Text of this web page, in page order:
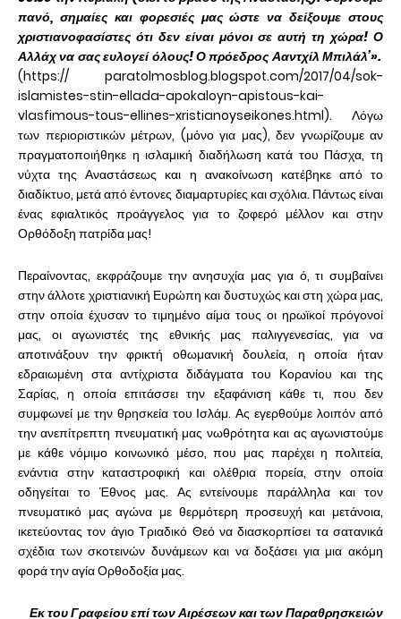
πανό, σημαίες και φορεσιές μας ώστε να δείξουμε στους
χριστιανοφασίστες ότι δεν είναι μόνοι σε αυτή τη χώρα! Ο
Αλλάχ να σας ευλογεί όλους! Ο πρόεδρος Ααντχίλ Μπιλάλ’».
(https:// paratolmosblog.blogspot.com/2017/04/sok-
islamistes-stin-ellada-apokaloyn-apistous-kai-
vlasfimous-tous-ellines-xristianoyseikones.html). Λόγω
των περιοριστικών μέτρων, (μόνο για μας), δεν γνωρίζουμε αν
πραγματοποιήθηκε η ισλαμική διαδήλωση κατά του Πάσχα, τη
νύχτα της Αναστάσεως και η ανακοίνωση κατέβηκε από το
διαδίκτυο, μετά από έντονες διαμαρτυρίες και σχόλια. Πάντως είναι
ένας εφιαλτικός προάγγελος για το ζοφερό μέλλον και στην
Ορθόδοξη πατρίδα μας!
Περαίνοντας, εκφράζουμε την ανησυχία μας για ό, τι συμβαίνει
στην άλλοτε χριστιανική Ευρώπη και δυστυχώς και στη χώρα μας,
στην οποία έχυσαν το τιμημένο αίμα τους οι ηρωϊκοί πρόγονοί
μας, οι αγωνιστές της εθνικής μας παλιγγενεσίας, για να
αποτινάξουν την φρικτή οθωμανική δουλεία, η οποία ήταν
εδραιωμένη στα αντίχριστα διδάγματα του Κορανίου και της
Σαρίας, η οποία επιτάσσει την εξαφάνιση κάθε τι, που δεν
συμφωνεί με την θρησκεία του Ισλάμ. Ας εγερθούμε λοιπόν από
την ανεπίτρεπτη πνευματική μας νωθρότητα και ας αγωνιστούμε
με κάθε νόμιμο κοινωνικό μέσο, που μας παρέχει η πολιτεία,
ενάντια στην καταστροφική και ολέθρια πορεία, στην οποία
οδηγείται το Έθνος μας. Ας εντείνουμε παράλληλα και τον
πνευματικό μας αγώνα με θερμότερη προσευχή και μετάνοια,
ικετεύοντας τον άγιο Τριαδικό Θεό να διασκορπίσει τα σατανικά
σχέδια των σκοτεινών δυνάμεων και να δοξάσει για μια ακόμη
φορά την αγία Ορθοδοξία μας.
Εκ του Γραφείου επί των Αιρέσεων και των Παραθρησκειών